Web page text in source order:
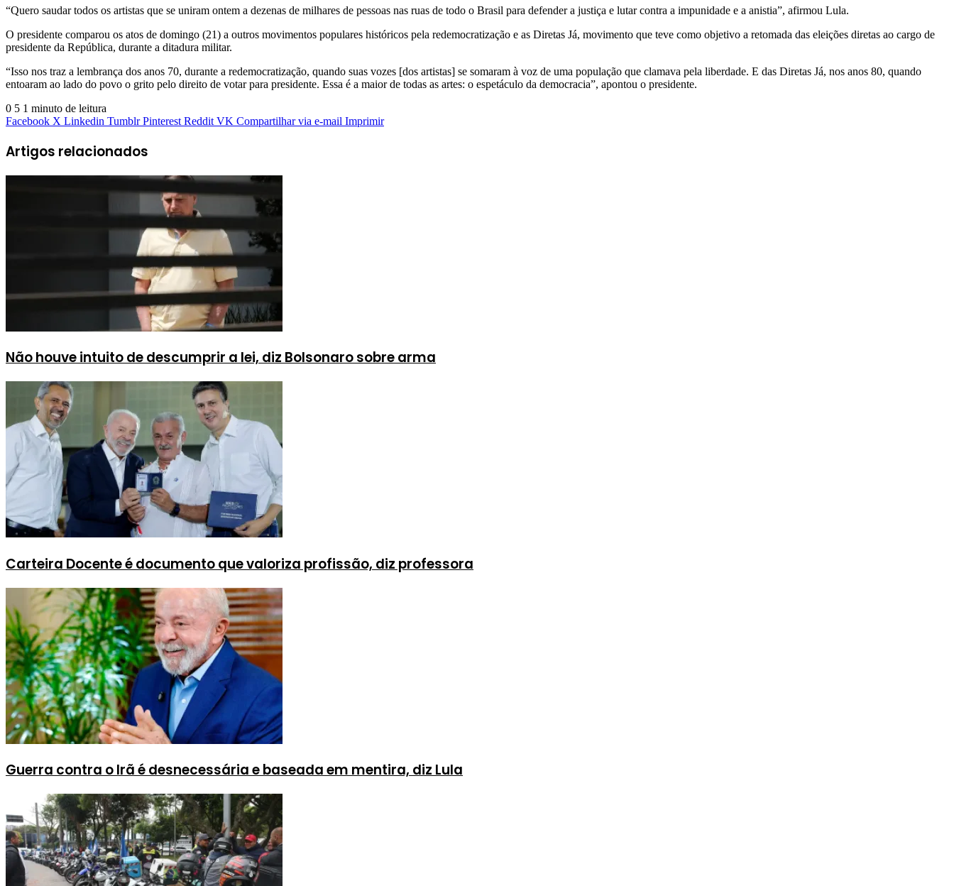
“Quero saudar todos os artistas que se uniram ontem a dezenas de milhares de pessoas nas ruas de todo o Brasil para defender a justiça e lutar contra a impunidade e a anistia”, afirmou Lula.
O presidente comparou os atos de domingo (21) a outros movimentos populares históricos pela redemocratização e as Diretas Já, movimento que teve como objetivo a retomada das eleições diretas ao cargo de
presidente da República, durante a ditadura militar.
“Isso nos traz a lembrança dos anos 70, durante a redemocratização, quando suas vozes [dos artistas] se somaram à voz de uma população que clamava pela liberdade. E das Diretas Já, nos anos 80, quando
entoaram ao lado do povo o grito pelo direito de votar para presidente. Essa é a maior de todas as artes: o espetáculo da democracia”, apontou o presidente.
0 5 1 minuto de leitura
Facebook X Linkedin Tumblr Pinterest Reddit VK Compartilhar via e-mail Imprimir
Artigos relacionados
Não houve intuito de descumprir a lei, diz Bolsonaro sobre arma
Carteira Docente é documento que valoriza profissão, diz professora
Guerra contra o Irã é desnecessária e baseada em mentira, diz Lula